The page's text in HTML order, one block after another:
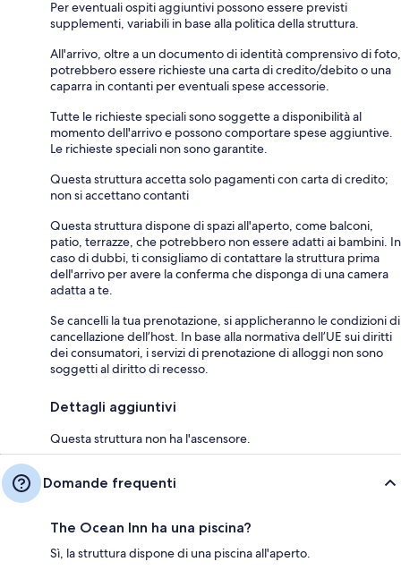
Per eventuali ospiti aggiuntivi possono essere previsti
supplementi, variabili in base alla politica della struttura.
All'arrivo, oltre a un documento di identità comprensivo di foto,
potrebbero essere richieste una carta di credito/debito o una
caparra in contanti per eventuali spese accessorie.
Tutte le richieste speciali sono soggette a disponibilità al
momento dell'arrivo e possono comportare spese aggiuntive.
Le richieste speciali non sono garantite.
Questa struttura accetta solo pagamenti con carta di credito;
non si accettano contanti
Questa struttura dispone di spazi all'aperto, come balconi,
patio, terrazze, che potrebbero non essere adatti ai bambini. In
caso di dubbi, ti consigliamo di contattare la struttura prima
dell'arrivo per avere la conferma che disponga di una camera
adatta a te.
Se cancelli la tua prenotazione, si applicheranno le condizioni di
cancellazione dell’host. In base alla normativa dell’UE sui diritti
dei consumatori, i servizi di prenotazione di alloggi non sono
soggetti al diritto di recesso.
Dettagli aggiuntivi
Questa struttura non ha l'ascensore.
Domande frequenti
The Ocean Inn ha una piscina?
Sì, la struttura dispone di una piscina all'aperto.